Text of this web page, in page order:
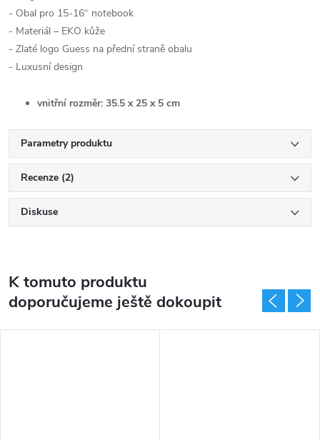
- Obal pro 15-16“ notebook
- Materiál – EKO kůže
- Zlaté logo Guess na přední straně obalu
- Luxusní design
vnitřní rozměr: 35.5 x 25 x 5 cm
Parametry produktu
Recenze (2)
Diskuse
K tomuto produktu
doporučujeme ještě dokoupit